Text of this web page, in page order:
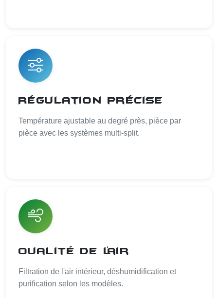
Régulation précise
Température ajustable au degré près, pièce par
pièce avec les systèmes multi-split.
Qualité de l'air
Filtration de l'air intérieur, déshumidification et
purification selon les modèles.